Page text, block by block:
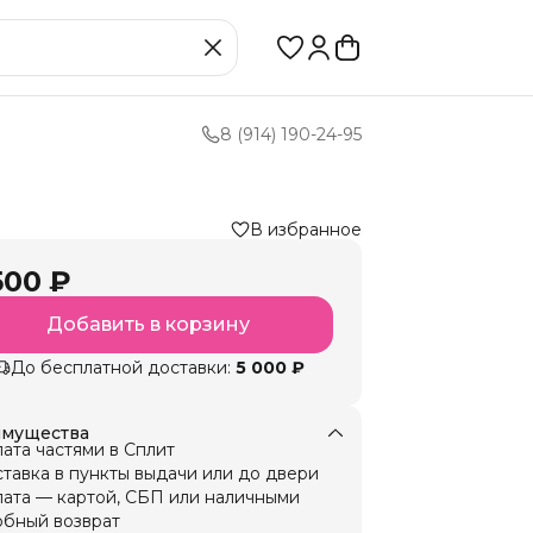
8 (914) 190-24-95
В избранное
₽
Добавить в корзину
До бесплатной доставки: 5 000 ₽
частями в Сплит
в пункты выдачи или до двери
— картой, СБП или наличными
возврат